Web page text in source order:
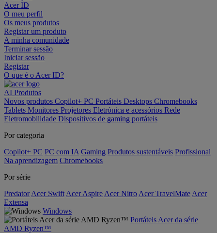
Acer ID
O meu perfil
Os meus produtos
Registar um produto
A minha comunidade
Terminar sessão
Iniciar sessão
Registar
O que é o Acer ID?
AI Produtos
Novos produtos Copilot+ PC Portáteis Desktops Chromebooks
Tablets Monitores Projetores Eletrónica e acessórios Rede
Eletromobilidade Dispositivos de gaming portáteis
Por categoria
Copilot+ PC PC com IA Gaming Produtos sustentáveis Profissional
Na aprendizagem Chromebooks
Por série
Predator Acer Swift Acer Aspire Acer Nitro Acer TravelMate Acer
Extensa
Windows
Portáteis Acer da série
AMD Ryzen™